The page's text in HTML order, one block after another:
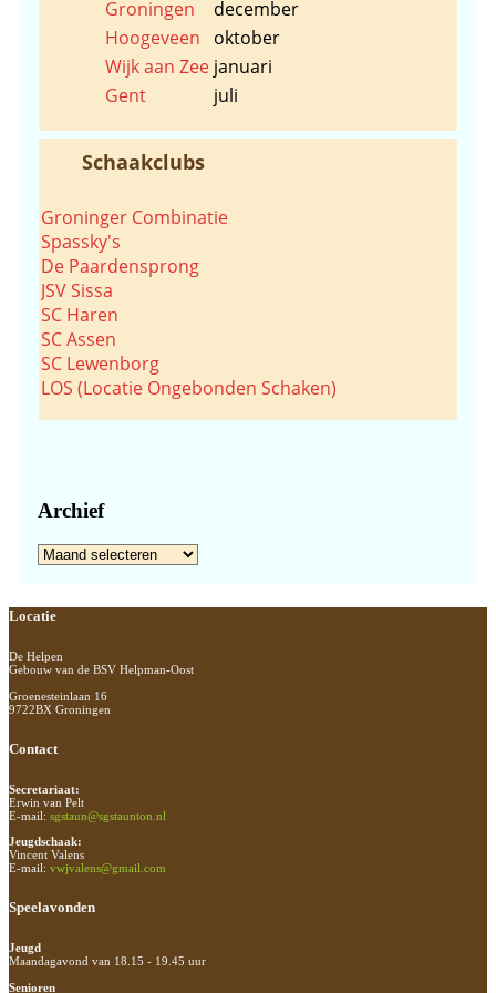
Groningen
december
Hoogeveen
oktober
Wijk aan Zee januari
Gent
juli
Schaakclubs
Groninger Combinatie
Spassky's
De Paardensprong
JSV Sissa
SC Haren
SC Assen
SC Lewenborg
LOS (Locatie Ongebonden Schaken)
Archief
Archief
Footer
Locatie
De Helpen
Gebouw van de BSV Helpman-Oost
Groenesteinlaan 16
9722BX Groningen
Contact
Secretariaat:
Erwin van Pelt
E-mail: sgstaun@sgstaunton.nl
Jeugdschaak:
Vincent Valens
E-mail: vwjvalens@gmail.com
Speelavonden
Jeugd
Maandagavond van 18.15 - 19.45 uur
Senioren